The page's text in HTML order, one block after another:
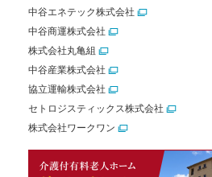
中谷エネテック株式会社
中谷商運株式会社
株式会社丸亀組
中谷産業株式会社
協立運輸株式会社
セトロジスティックス株式会社
株式会社ワークワン